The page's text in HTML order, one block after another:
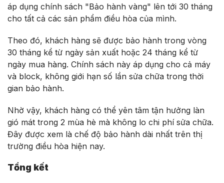
áp dụng chính sách "Bảo hành vàng" lên tới 30 tháng
cho tất cả các sản phẩm điều hòa của mình.
Theo đó, khách hàng sẽ được bảo hành trong vòng
30 tháng kể từ ngày sản xuất hoặc 24 tháng kể từ
ngày mua hàng. Chính sách này áp dụng cho cả máy
và block, không giới hạn số lần sửa chữa trong thời
gian bảo hành.
Nhờ vậy, khách hàng có thể yên tâm tận hưởng làn
gió mát trong 2 mùa hè mà không lo chi phí sửa chữa.
Đây được xem là chế độ bảo hành dài nhất trên thị
trường điều hòa hiện nay.
Tổng kết